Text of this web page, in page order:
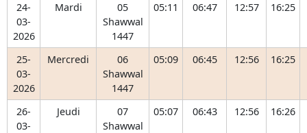
24-
03-
2026
Mardi
05
Shawwal
1447
05:11 06:47 12:57 16:25
25-
03-
2026
Mercredi
06
Shawwal
1447
05:09 06:45 12:56 16:25
26-
03-
Jeudi
07
Shawwal
05:07 06:43 12:56 16:26